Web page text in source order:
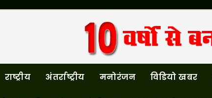
राष्ट्रीय अंतर्राष्ट्रीय मनोरंजन विडियो खबर